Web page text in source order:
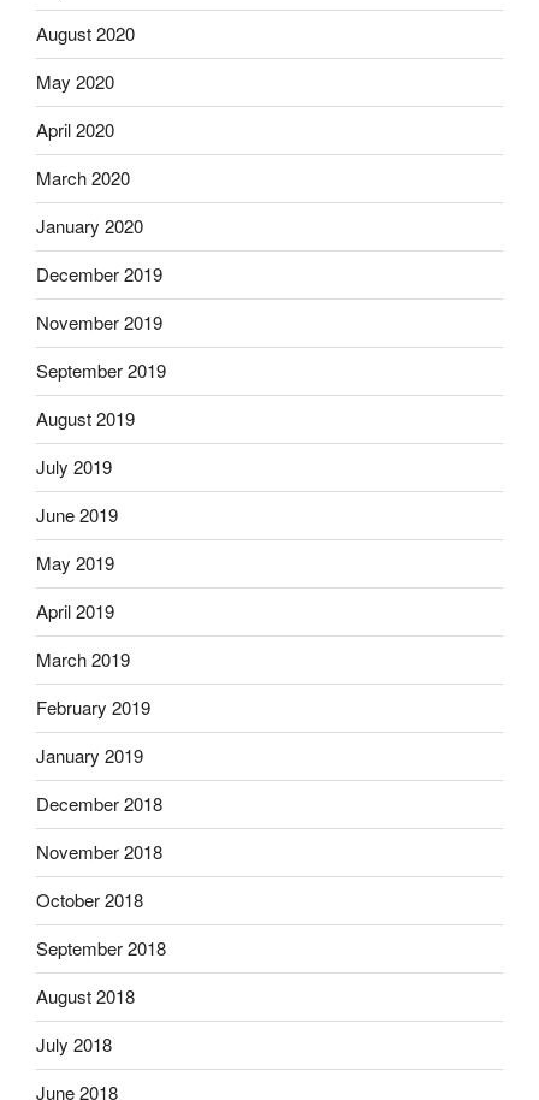
August 2020
May 2020
April 2020
March 2020
January 2020
December 2019
November 2019
September 2019
August 2019
July 2019
June 2019
May 2019
April 2019
March 2019
February 2019
January 2019
December 2018
November 2018
October 2018
September 2018
August 2018
July 2018
June 2018